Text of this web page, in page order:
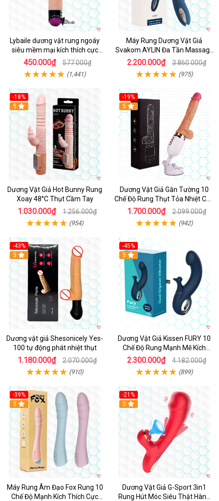
Lybaile dương vật rung ngoáy
siêu mềm mại kích thích cực
mạnh
450.000₫ 577.000₫
(1,441)
Máy Rung Dương Vật Giả
Svakom AYLIN Đa Tần Massage
Sướng
2.200.000₫ 3.860.000₫
(975)
-18%
Hot
5
Dương Vật Giả Hot Bunny Rung
Xoay 48°C Thụt Cầm Tay
1.030.000₫ 1.256.000₫
(954)
-19%
Hot
5
Dương Vật Giả Gắn Tường 10
Chế Độ Rung Thụt Tỏa Nhiệt Cao
Cấp
1.700.000₫ 2.099.000₫
(942)
-43%
5
Dương vật giả Shesonicely Yes-
100 tự động phát nhiệt thụt
1.180.000₫ 2.070.000₫
(910)
-45%
Hot
5
Dương Vật Giả Kissen FURY 10
Chế Độ Rung Mạnh Mẽ Kích
Thích
2.300.000₫ 4.182.000₫
(899)
-39%
Hot
5
Máy Rung Âm Đạo Fox Rung 10
Chế Độ Mạnh Kích Thích Cực
-21%
Hot
5
Dương Vật Giả G-Sport 3in1
Rung Hút Móc Siêu Thật Hàng